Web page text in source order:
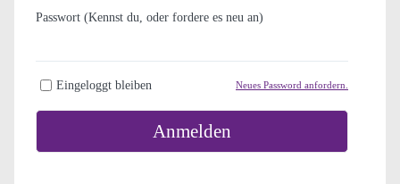
Passwort (Kennst du, oder fordere es neu an)
Eingeloggt bleiben Neues Password anfordern.
Anmelden